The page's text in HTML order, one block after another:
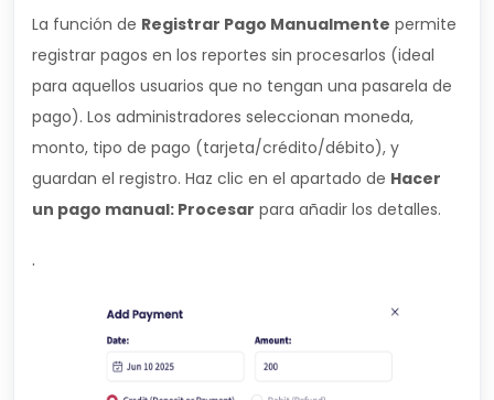
La función de Registrar Pago Manualmente permite
registrar pagos en los reportes sin procesarlos (ideal
para aquellos usuarios que no tengan una pasarela de
pago). Los administradores seleccionan moneda,
monto, tipo de pago (tarjeta/crédito/débito), y
guardan el registro. Haz clic en el apartado de Hacer
un pago manual: Procesar para añadir los detalles.
.